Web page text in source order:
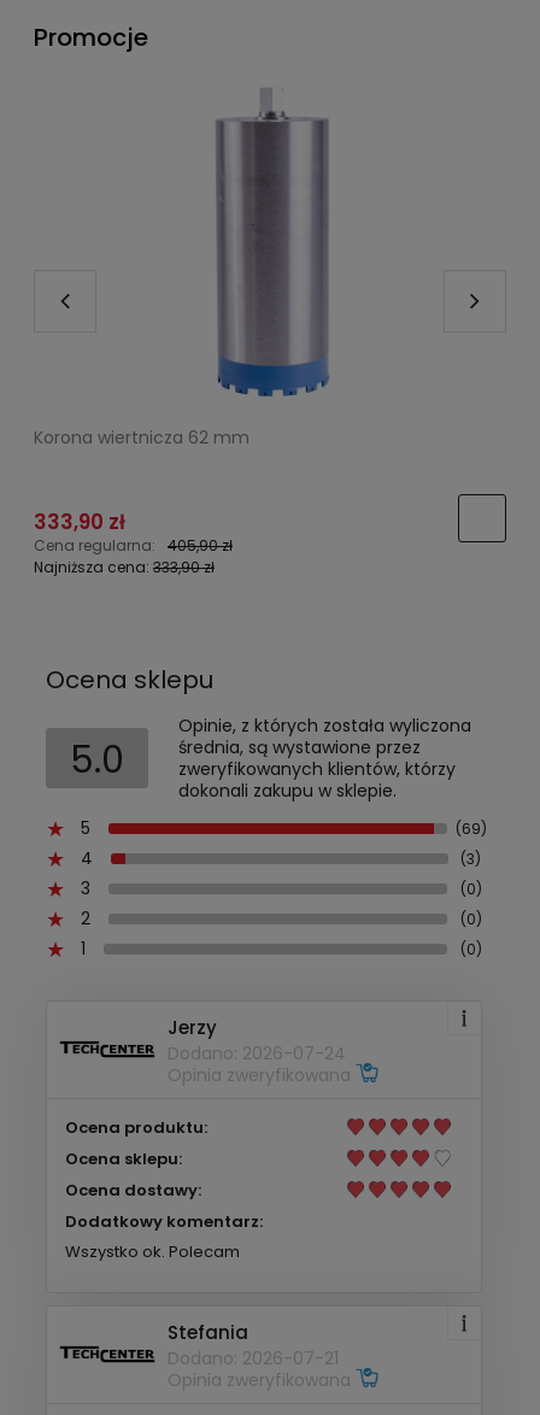
Promocje
Korona wiertnicza 62 mm
333,90 zł
Cena regularna:
405,90 zł
Najniższa cena: 333,90 zł
Ocena sklepu
5.0
Opinie, z których została wyliczona
średnia, są wystawione przez
zweryfikowanych klientów, którzy
dokonali zakupu w sklepie.
5
(69)
4 (3)
3 (0)
2 (0)
1 (0)
Jerzy
Dodano: 2026-07-24
Opinia zweryfikowana
Ocena produktu:
Ocena sklepu:
Ocena dostawy:
Dodatkowy komentarz:
Wszystko ok. Polecam
Stefania
Dodano: 2026-07-21
Opinia zweryfikowana